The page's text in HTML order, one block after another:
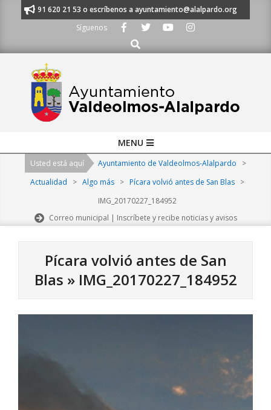
al 91 620 21 53 o escríbenos a ayuntamiento@alalpardo.org
Síguenos
Buscar
Navigation
MENU
Usted está aquí Ayuntamiento de Valdeolmos-Alalpardo
>
Actualidad
> Algo más > Pícara volvió antes de San Blas >
IMG_20170227_184952
Correo municipal | Inscríbete y recibe noticias y avisos
Pícara volvió antes de San
Blas » IMG_20170227_184952